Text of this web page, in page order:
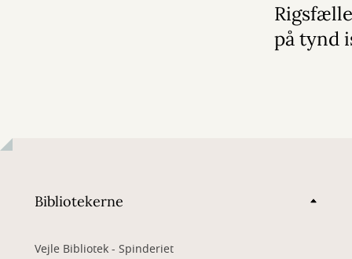
på tynd
Bibliotekerne
Vejle Bibliotek - Spinderiet